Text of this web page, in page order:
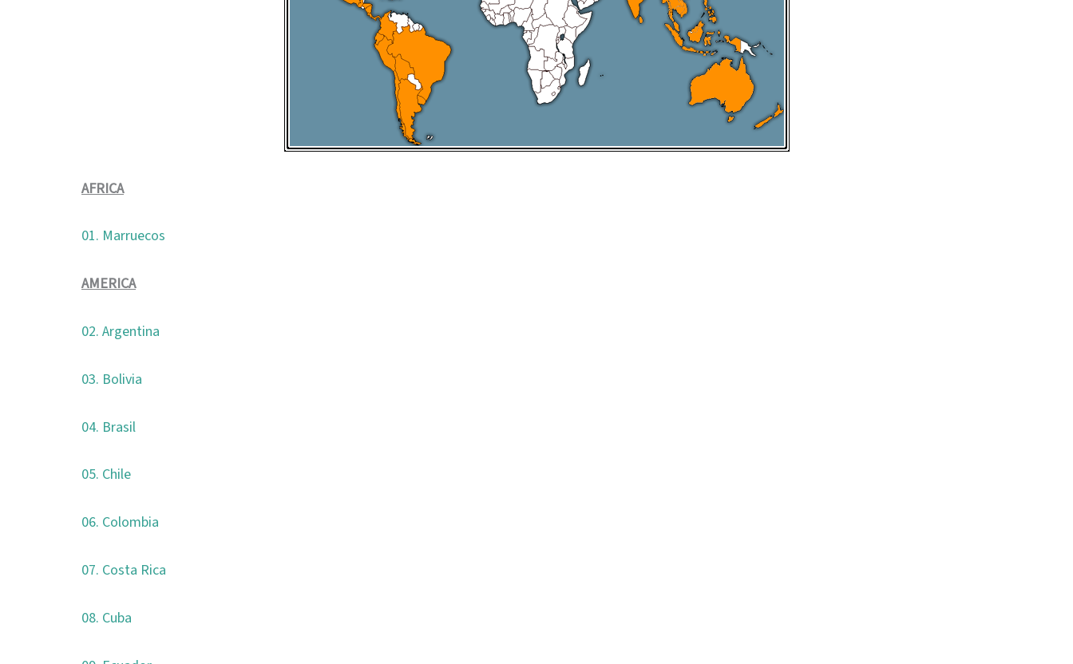
AFRICA
01. Marruecos
AMERICA
02. Argentina
03. Bolivia
04. Brasil
05. Chile
06. Colombia
07. Costa Rica
08. Cuba